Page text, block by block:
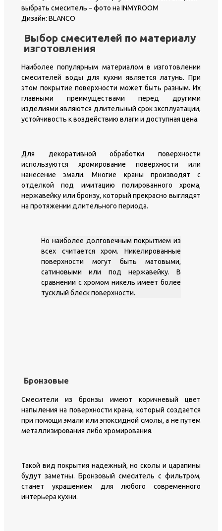
Дизайн: BLANCO
Выбор смесителей по материалу
изготовления
Наиболее популярным материалом в изготовлении
смесителей воды для кухни является латунь. При
этом покрытие поверхности может быть разным. Их
главными преимуществами перед другими
изделиями являются длительный срок эксплуатации,
устойчивость к воздействию влаги и доступная цена.
Для декоративной обработки поверхности
используются хромирование поверхности или
нанесение эмали. Многие краны производят с
отделкой под имитацию полированного хрома,
нержавейку или бронзу, который прекрасно выглядят
на протяжении длительного периода.
Но наиболее долговечным покрытием из
всех считается хром. Никелированные
поверхности могут быть матовыми,
сатиновыми или под нержавейку. В
сравнении с хромом никель имеет более
тусклый блеск поверхности.
Бронзовые
Смесители из бронзы имеют коричневый цвет
напыления на поверхности крана, который создается
при помощи эмали или эпоксидной смолы, а не путем
металлизирования либо хромирования.
Такой вид покрытия надежный, но сколы и царапины
будут заметны. Бронзовый смеситель с фильтром,
станет украшением для любого современного
интерьера кухни.